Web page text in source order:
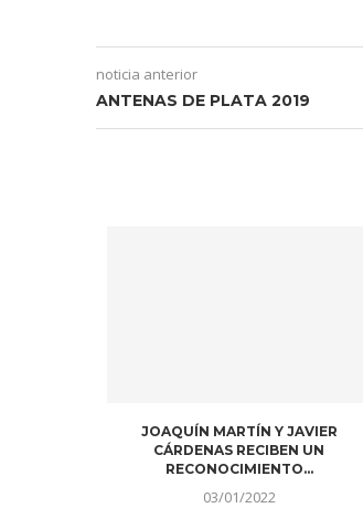
noticia anterior
ANTENAS DE PLATA 2019
JOAQUÍN MARTÍN Y JAVIER
CÁRDENAS RECIBEN UN
RECONOCIMIENTO...
03/01/2022